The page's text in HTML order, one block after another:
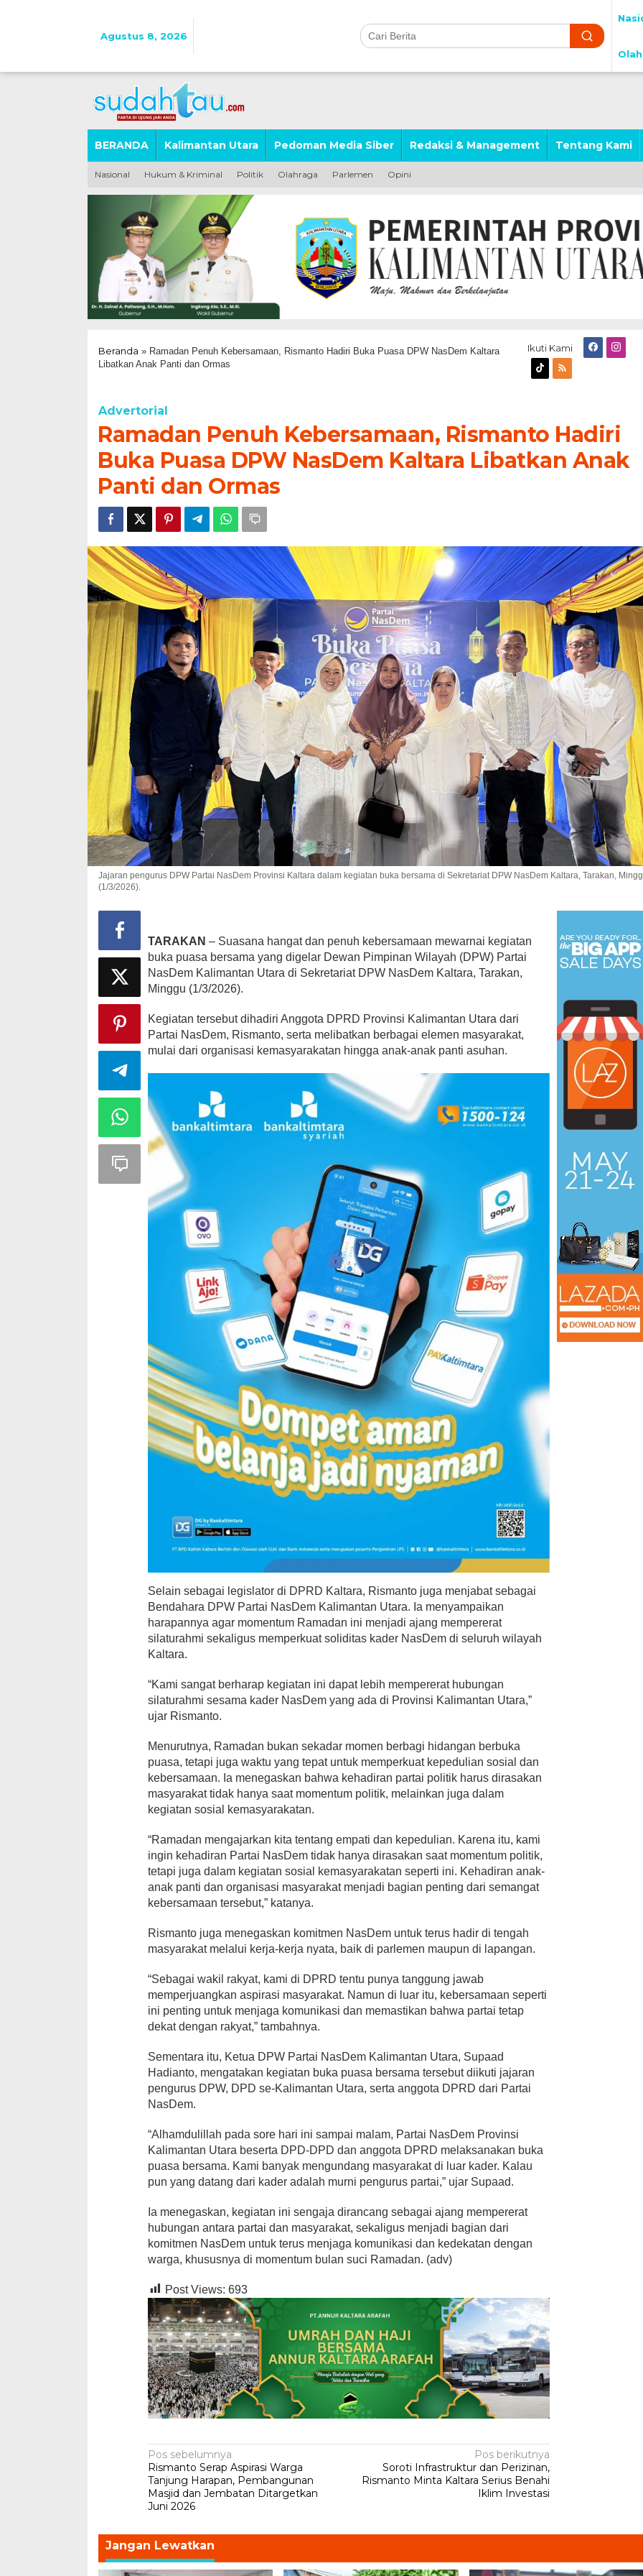
Agustus 8, 2026
BERANDA Kalimantan Utara Pedoman Media Siber Redaksi & Management Tentang Kami
Nasional Hukum & Kriminal Politik Olahraga Parlemen Opini
Beranda » Ramadan Penuh Kebersamaan, Rismanto Hadiri Buka Puasa DPW NasDem Kaltara
Libatkan Anak Panti dan Ormas
Ikuti Kami
Advertorial
Ramadan Penuh Kebersamaan, Rismanto Hadiri
Buka Puasa DPW NasDem Kaltara Libatkan Anak
Panti dan Ormas
Jajaran pengurus DPW Partai NasDem Provinsi Kaltara dalam kegiatan buka bersama di Sekretariat DPW NasDem Kaltara, Tarakan,
(1/3/2026).
TARAKAN – Suasana hangat dan penuh kebersamaan mewarnai kegiatan
buka puasa bersama yang digelar Dewan Pimpinan Wilayah (DPW) Partai
NasDem Kalimantan Utara di Sekretariat DPW NasDem Kaltara, Tarakan,
Minggu (1/3/2026).
Kegiatan tersebut dihadiri Anggota DPRD Provinsi Kalimantan Utara dari
Partai NasDem, Rismanto, serta melibatkan berbagai elemen masyarakat,
mulai dari organisasi kemasyarakatan hingga anak-anak panti asuhan.
Selain sebagai legislator di DPRD Kaltara, Rismanto juga menjabat sebagai
Bendahara DPW Partai NasDem Kalimantan Utara. Ia menyampaikan
harapannya agar momentum Ramadan ini menjadi ajang mempererat
silaturahmi sekaligus memperkuat soliditas kader NasDem di seluruh wilayah
Kaltara.
“Kami sangat berharap kegiatan ini dapat lebih mempererat hubungan
silaturahmi sesama kader NasDem yang ada di Provinsi Kalimantan Utara,”
ujar Rismanto.
Menurutnya, Ramadan bukan sekadar momen berbagi hidangan berbuka
puasa, tetapi juga waktu yang tepat untuk memperkuat kepedulian sosial dan
kebersamaan. Ia menegaskan bahwa kehadiran partai politik harus dirasakan
masyarakat tidak hanya saat momentum politik, melainkan juga dalam
kegiatan sosial kemasyarakatan.
“Ramadan mengajarkan kita tentang empati dan kepedulian. Karena itu, kami
ingin kehadiran Partai NasDem tidak hanya dirasakan saat momentum politik,
tetapi juga dalam kegiatan sosial kemasyarakatan seperti ini. Kehadiran anak-
anak panti dan organisasi masyarakat menjadi bagian penting dari semangat
kebersamaan tersebut,” katanya.
Rismanto juga menegaskan komitmen NasDem untuk terus hadir di tengah
masyarakat melalui kerja-kerja nyata, baik di parlemen maupun di lapangan.
“Sebagai wakil rakyat, kami di DPRD tentu punya tanggung jawab
memperjuangkan aspirasi masyarakat. Namun di luar itu, kebersamaan seperti
ini penting untuk menjaga komunikasi dan memastikan bahwa partai tetap
dekat dengan rakyat,” tambahnya.
Sementara itu, Ketua DPW Partai NasDem Kalimantan Utara, Supaad
Hadianto, mengatakan kegiatan buka puasa bersama tersebut diikuti jajaran
pengurus DPW, DPD se-Kalimantan Utara, serta anggota DPRD dari Partai
NasDem.
“Alhamdulillah pada sore hari ini sampai malam, Partai NasDem Provinsi
Kalimantan Utara beserta DPD-DPD dan anggota DPRD melaksanakan buka
puasa bersama. Kami banyak mengundang masyarakat di luar kader. Kalau
pun yang datang dari kader adalah murni pengurus partai,” ujar Supaad.
Ia menegaskan, kegiatan ini sengaja dirancang sebagai ajang mempererat
hubungan antara partai dan masyarakat, sekaligus menjadi bagian dari
komitmen NasDem untuk terus menjaga komunikasi dan kedekatan dengan
warga, khususnya di momentum bulan suci Ramadan. (adv)
Post Views: 693
Navigasi
pos
Pos sebelumnya
Rismanto Serap Aspirasi Warga
Tanjung Harapan, Pembangunan
Masjid dan Jembatan Ditargetkan
Juni 2026
Pos berikutnya
Soroti Infrastruktur dan Perizinan,
Rismanto Minta Kaltara Serius Benahi
Iklim Investasi
Jangan Lewatkan
Strategi PPP Menangkan Duet
Ganjar dan Gus Yasin
| Februari 19, 2018
Dari Aspirasi ke Aksi, Demokrat
Bersihkan Lingkungan RT 12
Di Kaltara, Nunukan, Politik | Juli 24, 2026